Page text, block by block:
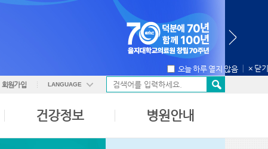
오늘 하루 열지 않음│ × 닫기
회원가입 LANGUAGE
中國語
日本語
건강정보 병원안내